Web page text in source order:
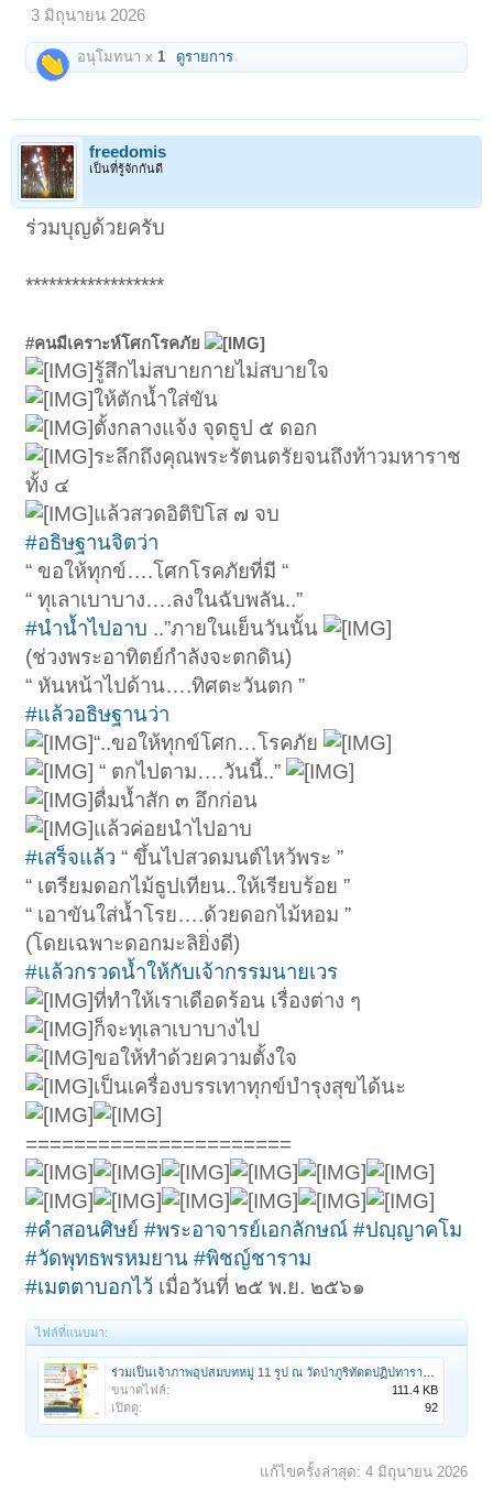
3 มิถุนายน 2026
อนุโมทนา x1 ดูรายการ
freedomis
เป็นที่รู้จักกันดี
ร่วมบุญด้วยครับ
******************
#คนมีเคราะห์โศกโรคภัย
รู้สึกไม่สบายกายไม่สบายใจ
ให้ตักน้ำใส่ขัน
ตั้งกลางแจ้ง จุดธูป ๕ ดอก
ระลึกถึงคุณพระรัตนตรัยจนถึงท้าวมหาราช
ทั้ง ๔
แล้วสวดอิติปิโส ๗ จบ
#อธิษฐานจิตว่า
“ ขอให้ทุกข์….โศกโรคภัยที่มี “
“ ทุเลาเบาบาง….ลงในฉับพลัน..”
#นำน้ำไปอาบ ..”ภายในเย็นวันนั้น
(ช่วงพระอาทิตย์กำลังจะตกดิน)
“ หันหน้าไปด้าน….ทิศตะวันตก ”
#แล้วอธิษฐานว่า
“..ขอให้ทุกข์โศก…โรคภัย
“ ตกไปตาม….วันนี้..”
ดื่มน้ำสัก ๓ อึกก่อน
แล้วค่อยนำไปอาบ
#เสร็จแล้ว “ ขึ้นไปสวดมนต์ไหว้พระ ”
“ เตรียมดอกไม้ธูปเทียน..ให้เรียบร้อย ”
“ เอาขันใส่น้ำโรย….ด้วยดอกไม้หอม ”
(โดยเฉพาะดอกมะลิยิ่งดี)
#แล้วกรวดน้ำให้กับเจ้ากรรมนายเวร
ที่ทำให้เราเดือดร้อน เรื่องต่าง ๆ
ก็จะทุเลาเบาบางไป
ขอให้ทำด้วยความตั้งใจ
เป็นเครื่องบรรเทาทุกข์บำรุงสุขได้นะ
======================
#คำสอนศิษย์ #พระอาจารย์เอกลักษณ์ #ปญฺญาคโม
#วัดพุทธพรหมยาน #พิชญ์ชาราม
#เมตตาบอกไว้ เมื่อวันที่ ๒๕ พ.ย. ๒๕๖๑
ไฟล์ที่แนบมา:
ขนาดไฟล์:
111.4 KB
เปิดดู:
92
แก้ไขครั้งล่าสุด: 4 มิถุนายน 2026